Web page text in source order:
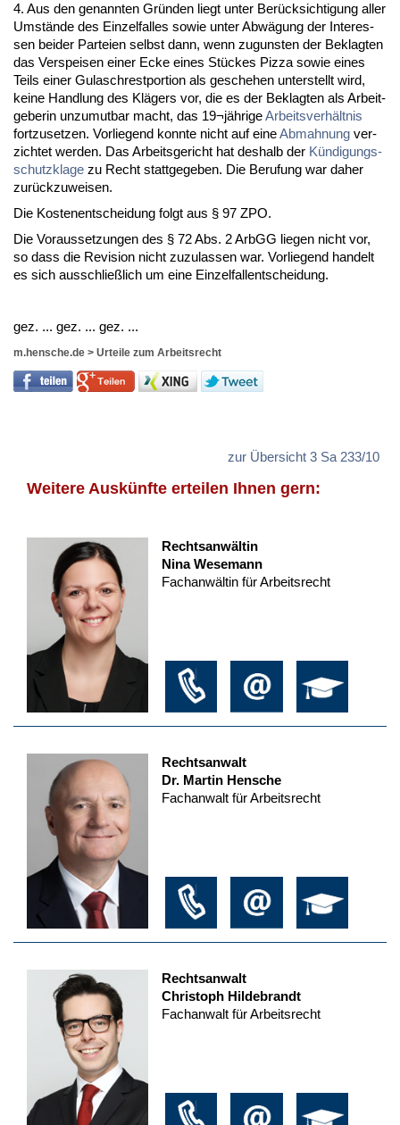
4. Aus den ge­nann­ten Gründen liegt un­ter Berück­sich­ti­gung al­ler
Umstände des Ein­zel­fal­les so­wie un­ter Abwägung der In­ter­es­
sen bei­der Par­tei­en selbst dann, wenn zu­guns­ten der Be­klag­ten
das Ver­spei­sen ei­ner Ecke ei­nes Stückes Piz­za so­wie ei­nes
Teils ei­ner Gu­lasch­re­st­por­ti­on als ge­sche­hen un­ter­stellt wird,
kei­ne Hand­lung des Klägers vor, die es der Be­klag­ten als Ar­beit­
ge­be­rin un­zu­mut­bar macht, das 19¬jähri­geAr­beits­verhält­nis
fort­zu­set­zen. Vor­lie­gend konn­te nicht auf ei­neAb­mah­nung ver­
zich­tet wer­den. Das Ar­beits­ge­richt hat des­halb der Kündi­gungs­
schutz­kla­ge zu Recht statt­ge­ge­ben. Die Be­ru­fung war da­her
zurück­zu­wei­sen.
Die Kos­ten­ent­schei­dung folgt aus § 97 ZPO.
Die Vor­aus­set­zun­gen des § 72 Abs. 2 ArbGG lie­gen nicht vor,
so dass die Re­vi­si­on nicht zu­zu­las­sen war. Vor­lie­gend han­delt
es sich aus­sch­ließlich um ei­ne Ein­zel­fall­ent­schei­dung.
gez. ... gez. ... gez. ...
m.hensche.de > Urteile zum Arbeitsrecht
zur Übersicht 3 Sa 233/10
Weitere Auskünfte erteilen Ihnen gern:
Rechtsanwältin
Nina Wesemann
Fachanwältin für Arbeitsrecht
Rechtsanwalt
Dr. Martin Hensche
Fachanwalt für Arbeitsrecht
Rechtsanwalt
Christoph Hildebrandt
Fachanwalt für Arbeitsrecht